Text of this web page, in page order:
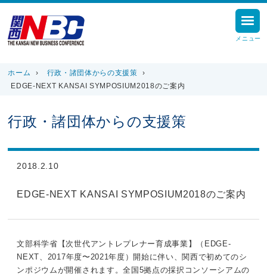
メニュー
ホーム › 行政・諸団体からの支援策
›
EDGE-NEXT KANSAI SYMPOSIUM2018のご案内
行政・諸団体からの支援策
2018.2.10
EDGE-NEXT KANSAI SYMPOSIUM2018のご案内
文部科学省【次世代アントレプレナー育成事業】（EDGE-
NEXT、2017年度〜2021年度）開始に伴い、関西で初めてのシ
ンポジウムが開催されます。全国5拠点の採択コンソーシアムの